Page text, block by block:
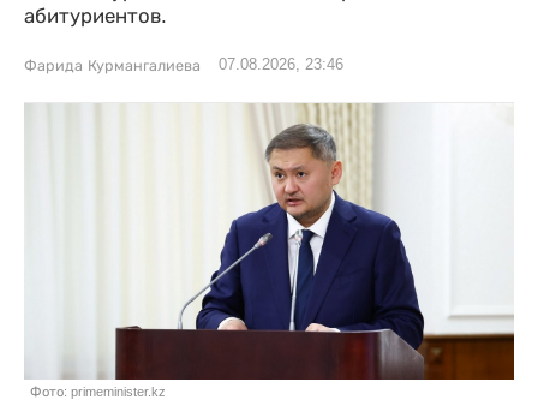
абитуриентов.
Фарида Курмангалиева 07.08.2026, 23:46
Фото: primeminister.kz